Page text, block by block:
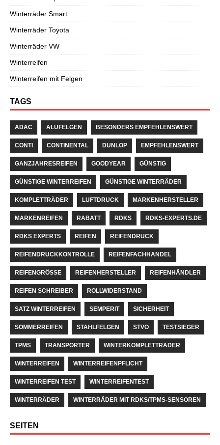
Winterräder Smart
Winterräder Toyota
Winterräder VW
Winterreifen
Winterreifen mit Felgen
TAGS
ADAC ALUFELGEN BESONDERS EMPFEHLENSWERT
CONTI CONTINENTAL DUNLOP EMPFEHLENSWERT
GANZJAHRESREIFEN GOODYEAR GÜNSTIG
GÜNSTIGE WINTERREIFEN GÜNSTIGE WINTERRÄDER
KOMPLETTRÄDER LUFTDRUCK MARKENHERSTELLER
MARKENREIFEN RABATT RDKS RDKS-EXPERTS.DE
RDKS EXPERTS REIFEN REIFENDRUCK
REIFENDRUCKKONTROLLE REIFENFACHHANDEL
REIFENGRÖSSE REIFENHERSTELLER REIFENHÄNDLER
REIFEN SCHREIBER ROLLWIDERSTAND
SATZ WINTERREIFEN SEMPERIT SICHERHEIT
SOMMERREIFEN STAHLFELGEN STVO TESTSIEGER
TPMS TRANSPORTER WINTERKOMPLETTRÄDER
WINTERREIFEN WINTERREIFENPFLICHT
WINTERREIFEN TEST WINTERREIFENTEST
WINTERRÄDER WINTERRÄDER MIT RDKS/TPMS-SENSOREN
SEITEN